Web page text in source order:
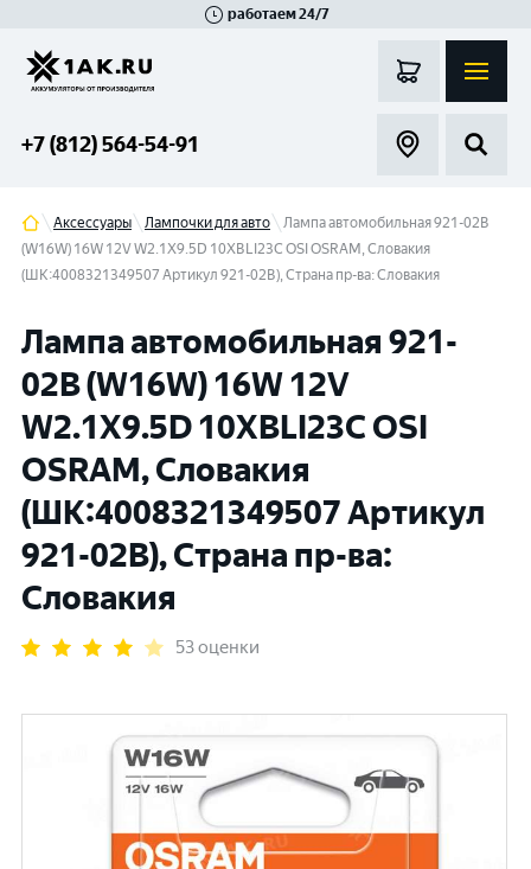
работаем 24/7
+7 (812) 564-54-91
Аксессуары Лампочки для авто
Лампа автомобильная 921-02B
(W16W) 16W 12V W2.1X9.5D 10XBLI23C OSI OSRAM, Словакия
(ШК:4008321349507 Артикул 921-02В), Страна пр-ва: Словакия
Лампа автомобильная 921-
02B (W16W) 16W 12V
W2.1X9.5D 10XBLI23C OSI
OSRAM, Словакия
(ШК:4008321349507 Артикул
921-02В), Страна пр-ва:
Словакия
53 оценки
Гатчина